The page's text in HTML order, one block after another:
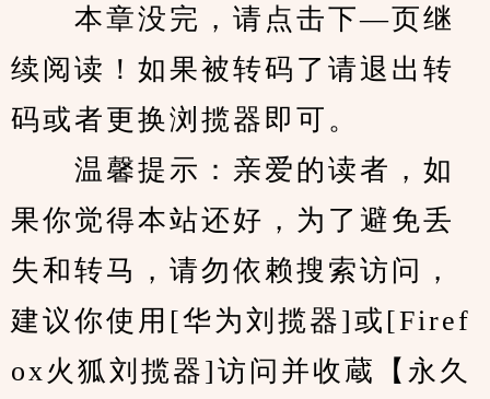
本章没完，请点击下—页继
续阅读！如果被转码了请退出转
码或者更换浏揽器即可。
温馨提示：亲爱的读者，如
果你觉得本站还好，为了避免丢
失和转马，请勿依赖搜索访问，
建议你使用[华为刘揽器]或[Firef
ox火狐刘揽器]访问并收蔵【永久